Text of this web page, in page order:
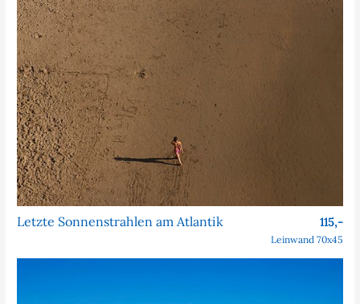
Letzte Sonnenstrahlen am Atlantik 115,-
Leinwand 70x45